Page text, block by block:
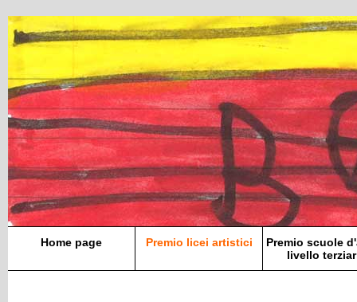
Home page Premio licei artistici
Premio scuole
livello